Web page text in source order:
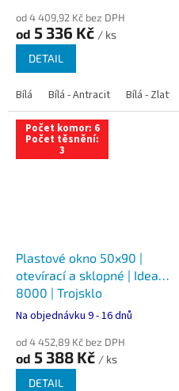
od 4 409,92 Kč bez DPH
od 5 336 Kč / ks
DETAIL
Bílá Bílá - Antracit Bílá - Zlatý
Počet komor: 6
Počet těsnění:
3
Plastové okno 50x90 |
otevírací a sklopné | Ideal
8000 | Trojsklo
Na objednávku 9 - 16 dnů
od 4 452,89 Kč bez DPH
od 5 388 Kč / ks
DETAIL